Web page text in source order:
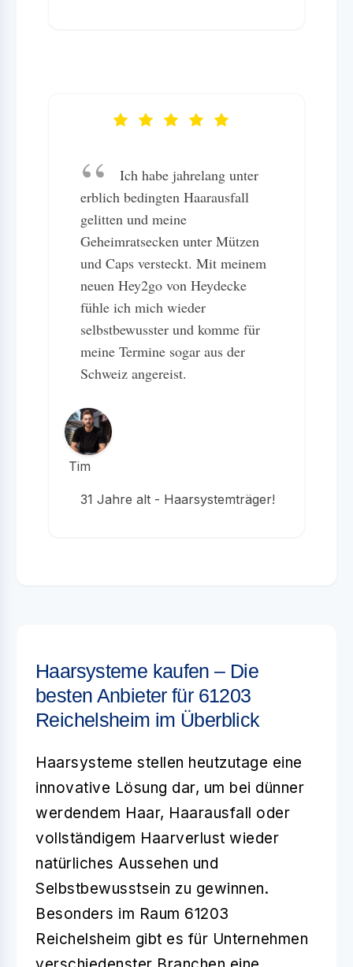
Ich habe jahrelang unter
erblich bedingten Haarausfall
gelitten und meine
Geheimratsecken unter Mützen
und Caps versteckt. Mit meinem
neuen Hey2go von Heydecke
fühle ich mich wieder
selbstbewusster und komme für
meine Termine sogar aus der
Schweiz angereist.
Tim
31 Jahre alt - Haarsystemträger!
Haarsysteme kaufen – Die
besten Anbieter für 61203
Reichelsheim im Überblick
Haarsysteme stellen heutzutage eine
innovative Lösung dar, um bei dünner
werdendem Haar, Haarausfall oder
vollständigem Haarverlust wieder
natürliches Aussehen und
Selbstbewusstsein zu gewinnen.
Besonders im Raum 61203
Reichelsheim gibt es für Unternehmen